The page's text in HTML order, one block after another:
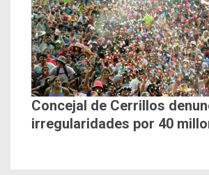
Concejal de Cerrillos
irregularidades por 40